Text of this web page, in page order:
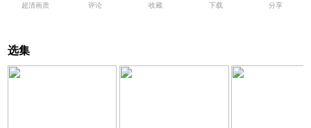
超清画质 评论 收藏 下载 分享
选集